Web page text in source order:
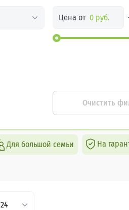
Цена от
Очистить
Для большой семьи На
24